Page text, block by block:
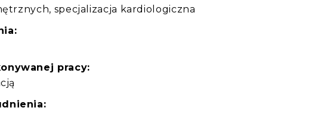
specjalizacja kardiologiczna
pracy: